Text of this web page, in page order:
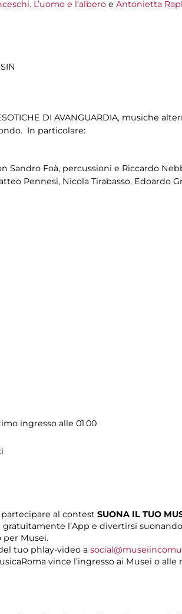
L’uomo e l’albero e Antonietta
DI AVANGUARDIA, musiche
In particolare:
Sandro Foà, percussioni e Riccardo
Pennesi, Nicola Tirabasso, Edoardo
ingresso alle 01.00
partecipare al contest SUONA IL TUO
gratuitamente l’App e divertirsi
per Musei.
tuo phlay-video a
vince l’ingresso ai Musei o alle